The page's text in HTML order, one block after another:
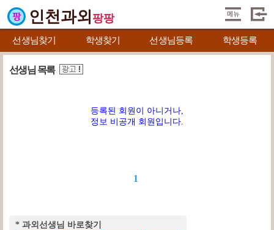
인천과외 팡팡
선생님찾기 학생찾기 선생님등록 학생등록
선생님 목록
등록된 회원이 아니거나,
정보 비공개 회원입니다.
1
* 과외선생님 바로찾기